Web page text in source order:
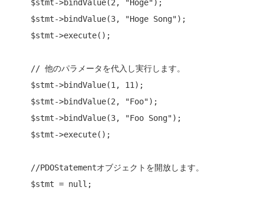
    $stmt->bindValue(2,
"Hoge");
    $stmt->bindValue(3,
"Hoge Song");
// 他のパラメータを代入し実行します。
    $stmt->bindValue(2,
"Foo");
    $stmt->bindValue(3,
"Foo Song");
//PDOStatementオブジェクトを開放します。